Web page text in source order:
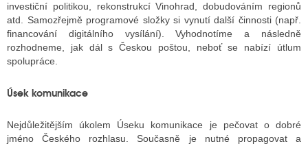
investiční politikou, rekonstrukcí Vinohrad, dobudováním regionů
atd. Samozřejmě programové složky si vynutí další činnosti (např.
financování digitálního vysílání). Vyhodnotíme a následně
rozhodneme, jak dál s Českou poštou, neboť se nabízí útlum
spolupráce.
Úsek komunikace
Nejdůležitějším úkolem Úseku komunikace je pečovat o dobré
jméno Českého rozhlasu. Současně je nutné propagovat a